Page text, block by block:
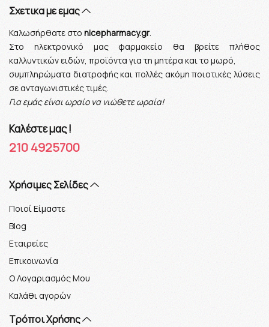
Σχετικα με εμας
Καλωσήρθατε στο nicepharmacy.gr.
Στο ηλεκτρονικό μας φαρμακείο θα βρείτε πλήθος
καλλυντικών ειδών, προϊόντα για τη μητέρα και το μωρό,
συμπληρώματα διατροφής και πολλές ακόμη ποιοτικές λύσεις
σε ανταγωνιστικές τιμές.
Για εμάς είναι ωραίο να νιώθετε ωραία!
Καλέστε μας !
210 4925700
Xρήσιμες Σελίδες
Ποιοί Είμαστε
Blog
Εταιρείες
Επικοινωνία
Ο Λογαριασμός Μου
Καλάθι αγορών
Τρόποι Χρήσης